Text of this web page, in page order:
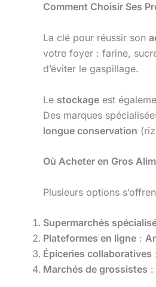
Comment Choisir Ses
La clé pour réussir son
votre foyer : farine,
d’éviter le gaspillage.
Le stockage est
Des marques
longue conservation
Où Acheter en Gros
Plusieurs options
Supermarchés
Plateformes en ligne :
Épiceries collaboratives
Marchés de grossistes :